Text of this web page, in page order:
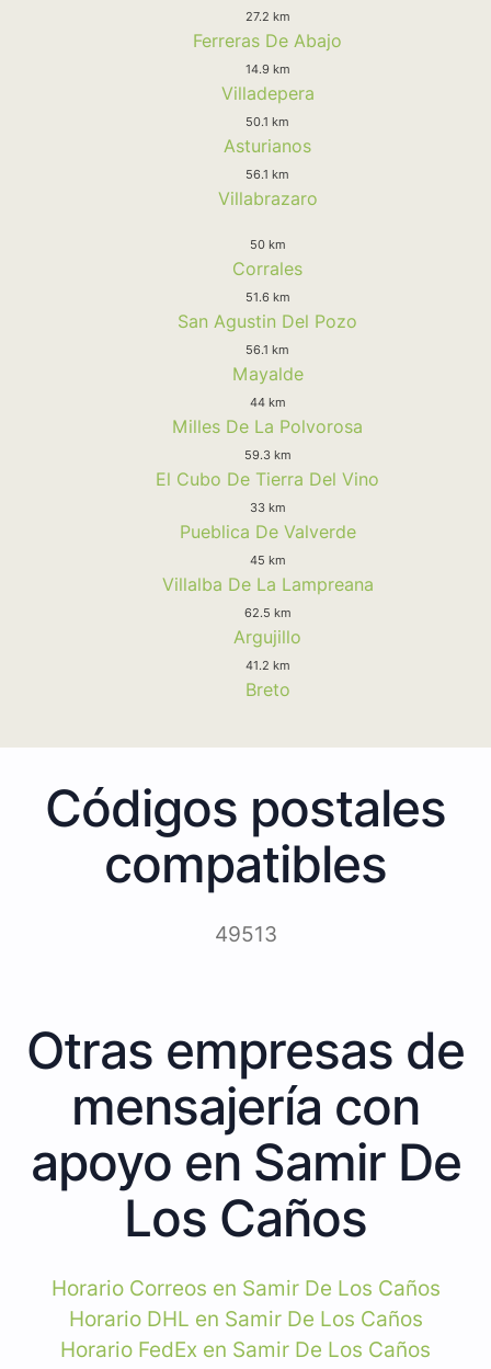
27.2 km
Ferreras De Abajo
14.9 km
Villadepera
50.1 km
Asturianos
56.1 km
Villabrazaro
50 km
Corrales
51.6 km
San Agustin Del Pozo
56.1 km
Mayalde
44 km
Milles De La Polvorosa
59.3 km
El Cubo De Tierra Del Vino
33 km
Pueblica De Valverde
45 km
Villalba De La Lampreana
62.5 km
Argujillo
41.2 km
Breto
Códigos postales
compatibles
49513
Otras empresas de
mensajería con
apoyo en Samir De
Los Caños
Horario Correos en Samir De Los Caños
Horario DHL en Samir De Los Caños
Horario FedEx en Samir De Los Caños